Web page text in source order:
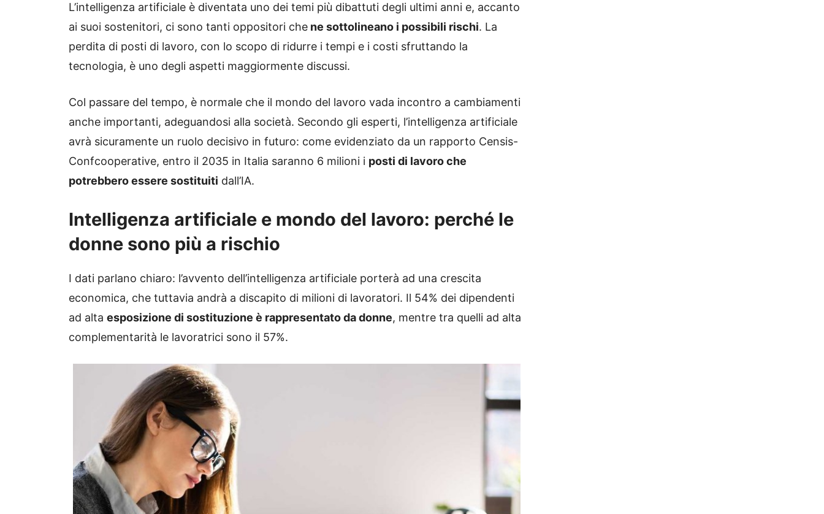
L’intelligenza artificiale è diventata uno dei temi più dibattuti degli ultimi anni e, accanto
ai suoi sostenitori, ci sono tanti oppositori che ne sottolineano i possibili rischi. La
perdita di posti di lavoro, con lo scopo di ridurre i tempi e i costi sfruttando la
tecnologia, è uno degli aspetti maggiormente discussi.
Col passare del tempo, è normale che il mondo del lavoro vada incontro a cambiamenti
anche importanti, adeguandosi alla società. Secondo gli esperti, l’intelligenza artificiale
avrà sicuramente un ruolo decisivo in futuro: come evidenziato da un rapporto Censis-
Confcooperative, entro il 2035 in Italia saranno 6 milioni i posti di lavoro che
potrebbero essere sostituiti dall’IA.
Intelligenza artificiale e mondo del lavoro: perché le
donne sono più a rischio
I dati parlano chiaro: l’avvento dell’intelligenza artificiale porterà ad una crescita
economica, che tuttavia andrà a discapito di milioni di lavoratori. Il 54% dei dipendenti
ad alta esposizione di sostituzione è rappresentato da donne, mentre tra quelli ad alta
complementarità le lavoratrici sono il 57%.